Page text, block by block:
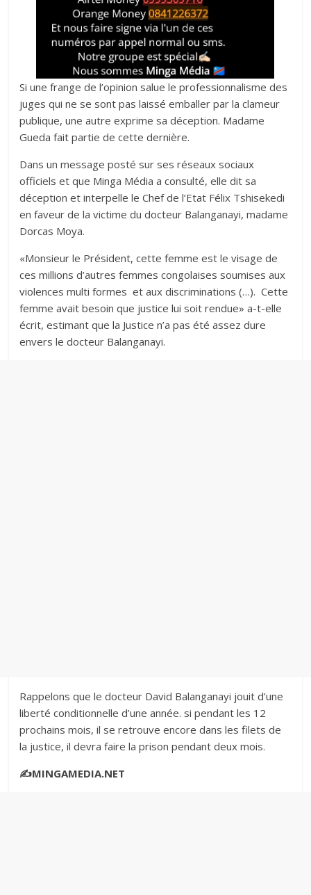
‎Si une frange de l’opinion salue le professionnalisme des
juges qui ne se sont pas laissé emballer par la clameur
publique, une autre exprime sa déception. Madame
Gueda fait partie de cette dernière.‎
Dans un message posté sur ses réseaux sociaux
officiels et que Minga Média a consulté, elle dit sa
déception et interpelle le Chef de l’Etat Félix Tshisekedi
en faveur de la victime du docteur Balanganayi, madame
Dorcas Moya.‎‎
«Monsieur le Président, cette femme est le visage de
ces millions d’autres femmes congolaises soumises aux
violences multi formes et aux discriminations (…). Cette
femme avait besoin que justice lui soit rendue» a-t-elle
écrit, estimant que la Justice n’a pas été assez dure
envers le docteur Balanganayi.‎‎
Rappelons que le docteur David Balanganayi jouit d’une
liberté conditionnelle d’une année. si pendant les 12
prochains mois, il se retrouve encore dans les filets de
la justice, il devra faire la prison pendant deux mois.‎
✍️MINGAMEDIA.NET